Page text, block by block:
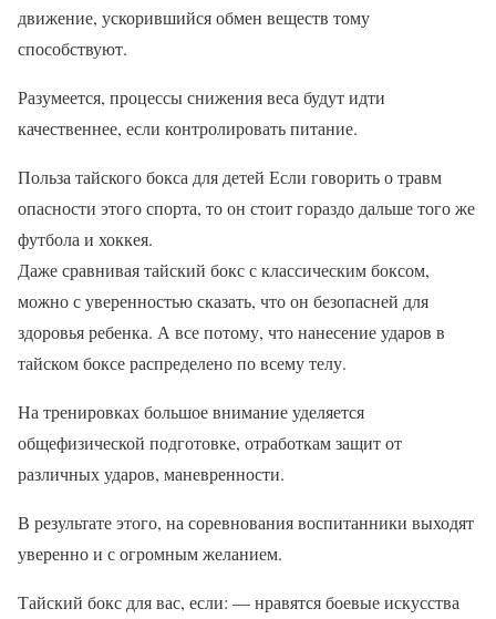
движение, ускорившийся обмен веществ тому
способствуют.
Разумеется, процессы снижения веса будут идти
качественнее, если контролировать питание.
Польза тайского бокса для детей Если говорить о травм
опасности этого спорта, то он стоит гораздо дальше того же
футбола и хоккея.
Даже сравнивая тайский бокс с классическим боксом,
можно с уверенностью сказать, что он безопасней для
здоровья ребенка. А все потому, что нанесение ударов в
тайском боксе распределено по всему телу.
На тренировках большое внимание уделяется
общефизической подготовке, отработкам защит от
различных ударов, маневренности.
В результате этого, на соревнования воспитанники выходят
уверенно и с огромным желанием.
Тайский бокс для вас, если: — нравятся боевые искусства